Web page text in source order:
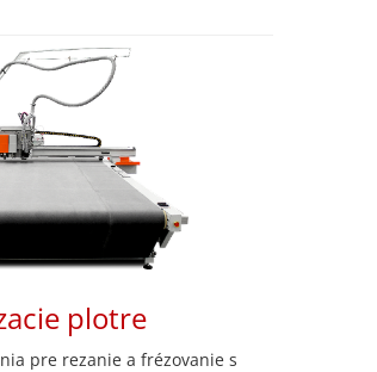
plotre
pre rezanie a frézovanie s